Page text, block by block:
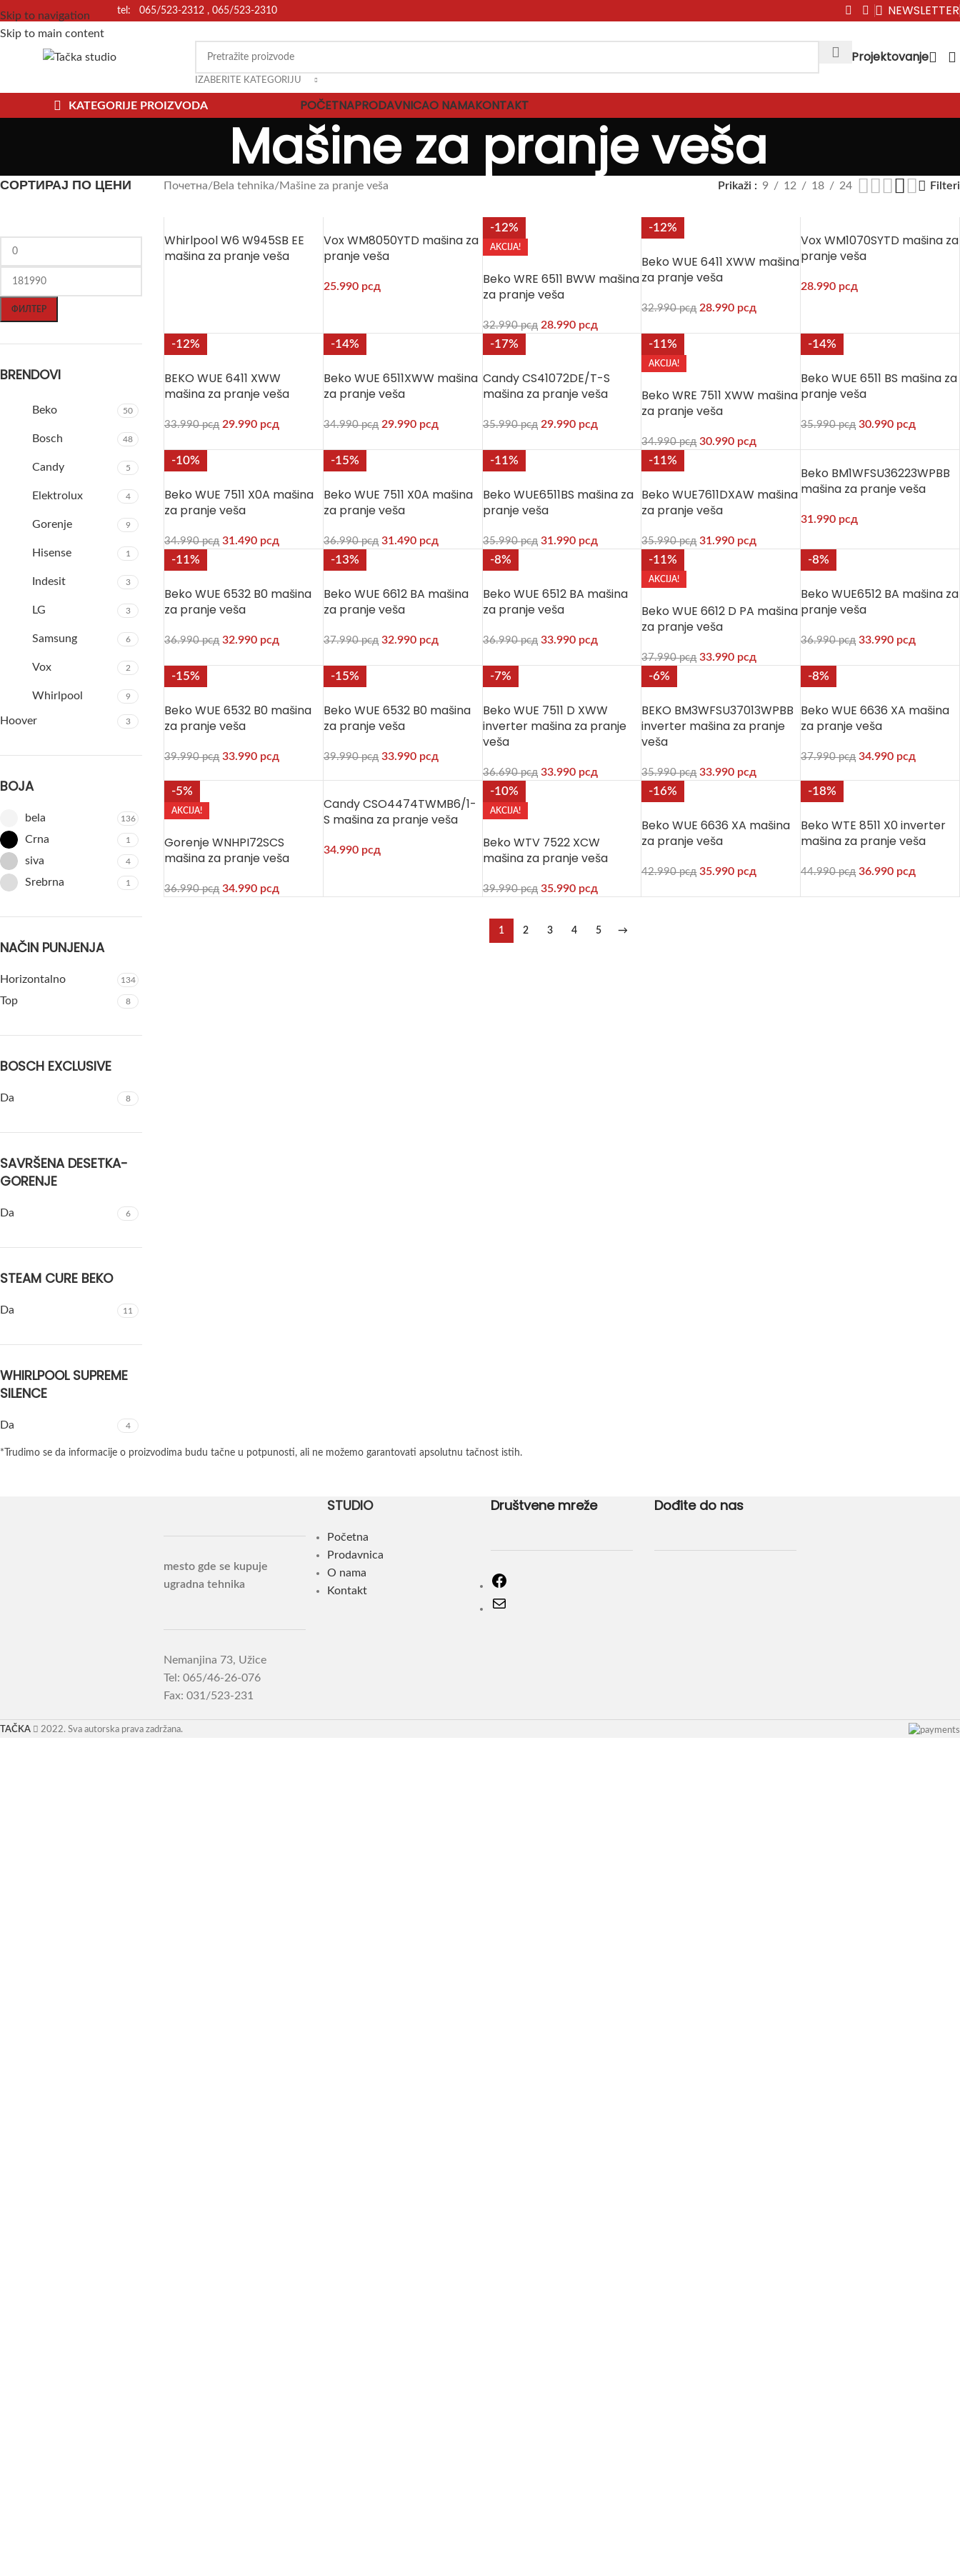
Skip to navigation
Skip to main content
tel: 065/523-2312 , 065/523-2310 NEWSLETTER
IZABERITE KATEGORIJU
Projektovanje
KATEGORIJE PROIZVODA POČETNAPRODAVNICAO NAMAKONTAKT
Mašine za pranje veša
СОРТИРАЈ ПО ЦЕНИ
ФИЛТЕР
BRENDOVI
Beko 50
Bosch 48
Candy 5
Elektrolux 4
Gorenje 9
Hisense 1
Indesit 3
LG 3
Samsung 6
Vox 2
Whirlpool 9
Hoover 3
BOJA
bela 136
Crna 1
siva 4
Srebrna 1
NAČIN PUNJENJA
Horizontalno 134
Top 8
BOSCH EXCLUSIVE
Da 8
SAVRŠENA DESETKA-
GORENJE
Da 6
STEAM CURE BEKO
Da 11
WHIRLPOOL SUPREME
SILENCE
Da 4
Почетна Bela tehnika Mašine za pranje veša Prikaži 9 12 18 24 Filteri
Whirlpool W6 W945SB EE
mašina za pranje veša
Vox WM8050YTD mašina za
pranje veša
25.990 рсд
-12%
AKCIJA!
Beko WRE 6511 BWW mašina
za pranje veša
32.990рсд 28.990 рсд
-12%
Beko WUE 6411 XWW mašina
za pranje veša
32.990рсд 28.990 рсд
Vox WM1070SYTD mašina za
pranje veša
28.990 рсд
-12%
BEKO WUE 6411 XWW
mašina za pranje veša
33.990рсд 29.990 рсд
-14%
Beko WUE 6511XWW mašina
za pranje veša
34.990рсд 29.990 рсд
-17%
Candy CS41072DE/T-S
mašina za pranje veša
35.990рсд 29.990 рсд
-11%
AKCIJA!
Beko WRE 7511 XWW mašina
za pranje veša
34.990рсд 30.990 рсд
-14%
Beko WUE 6511 BS mašina za
pranje veša
35.990рсд 30.990 рсд
-10%
Beko WUE 7511 X0A mašina
za pranje veša
34.990рсд 31.490 рсд
-15%
Beko WUE 7511 X0A mašina
za pranje veša
36.990рсд 31.490 рсд
-11%
Beko WUE6511BS mašina za
pranje veša
35.990рсд 31.990 рсд
-11%
Beko WUE7611DXAW mašina
za pranje veša
35.990рсд 31.990 рсд
Beko BM1WFSU36223WPBB
mašina za pranje veša
31.990 рсд
-11%
Beko WUE 6532 B0 mašina
za pranje veša
36.990рсд 32.990 рсд
-13%
Beko WUE 6612 BA mašina
za pranje veša
37.990рсд 32.990 рсд
-8%
Beko WUE 6512 BA mašina
za pranje veša
36.990рсд 33.990 рсд
-11%
AKCIJA!
Beko WUE 6612 D PA mašina
za pranje veša
37.990рсд 33.990 рсд
-8%
Beko WUE6512 BA mašina za
pranje veša
36.990рсд 33.990 рсд
-15%
Beko WUE 6532 B0 mašina
za pranje veša
39.990рсд 33.990 рсд
-15%
Beko WUE 6532 B0 mašina
za pranje veša
39.990рсд 33.990 рсд
-7%
Beko WUE 7511 D XWW
inverter mašina za pranje
veša
36.690рсд 33.990 рсд
-6%
BEKO BM3WFSU37013WPBB
inverter mašina za pranje
veša
35.990рсд 33.990 рсд
-8%
Beko WUE 6636 XA mašina
za pranje veša
37.990рсд 34.990 рсд
-5%
AKCIJA!
Gorenje WNHPI72SCS
mašina za pranje veša
36.990рсд 34.990 рсд
Candy CSO4474TWMB6/1-
S mašina za pranje veša
34.990 рсд
-10%
AKCIJA!
Beko WTV 7522 XCW
mašina za pranje veša
39.990рсд 35.990 рсд
-16%
Beko WUE 6636 XA mašina
za pranje veša
42.990рсд 35.990 рсд
-18%
Beko WTE 8511 X0 inverter
mašina za pranje veša
44.990рсд 36.990 рсд
1 2 3 4 5 →
*Trudimo se da informacije o proizvodima budu tačne u potpunosti, ali ne možemo garantovati apsolutnu tačnost istih.
mesto gde se kupuje
ugradna tehnika
Nemanjina 73, Užice
Tel: 065/46-26-076
Fax: 031/523-231
STUDIO
Početna
Prodavnica
O nama
Kontakt
Društvene mreže Dođite do nas
TAČKA 2022. Sva autorska prava zadržana.